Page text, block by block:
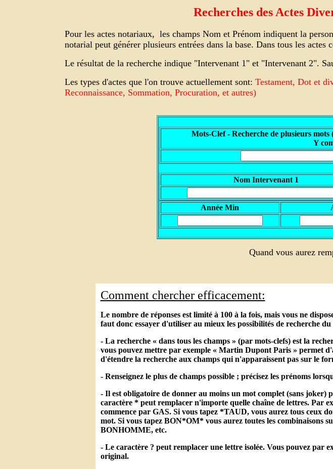
Recherches des Actes
Pour les actes notariaux, les champs Nom et Prénom indiquent la
notarial peut générer plusieurs entrées dans la base. Dans tous les actes
Le résultat de la recherche indique "Intervenant 1" et "Intervenant 2".
Les types d'actes que l'on trouve actuellement sont: Testament, Dot et
Reconnaissance, Sommation, Procuration, et autres)
Mots-Clef - Recherche de plusieurs
Y
Nom Intervenant 1
Année Min
Quand vous aurez
Comment chercher efficacement:
Le nombre de réponses est limité à 100 à la fois, mais vous ne
faut donc essayer d'utiliser au mieux les possibilités de recherche
- La recherche « dans tous les champs » (par mots-clefs) est la
vous pouvez mettre par exemple « Martin Dupont Paris » permet
d'étendre la recherche aux champs qui n'apparaissent pas sur le
- Renseignez le plus de champs possible ; précisez les prénoms
- Il est obligatoire de donner au moins un mot complet (sans joker)
caractère * peut remplacer n'importe quelle chaîne de lettres. Par
commence par GAS. Si vous tapez *TAUD, vous aurez tous ceux
mot. Si vous tapez BON*OM* vous aurez toutes les
BONHOMME, etc.
- Le caractère ? peut remplacer une lettre isolée. Vous pouvez par
original.